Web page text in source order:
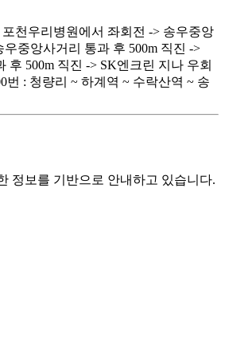
천우리병원에서 좌회전 -> 송우중앙
중앙사거리 통과 후 500m 직진 ->
500m 직진 -> SK엔크린 지나 우회
: 청량리 ~ 하계역 ~ 수락산역 ~ 송
정보를 기반으로 안내하고 있습니다.